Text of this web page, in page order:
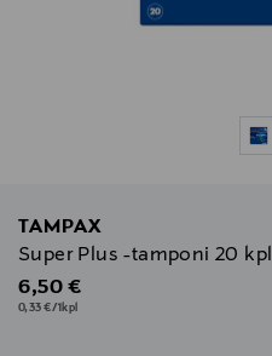
TAMPAX
Super Plus -tamponi 20 kpl
Original Price
6,50 €
0,33 €/1kpl